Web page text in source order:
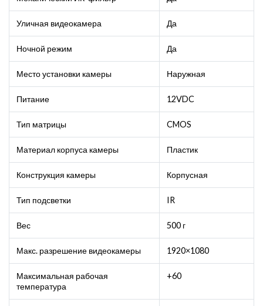
Уличная видеокамера Да
Ночной режим Да
Место установки камеры Наружная
Питание 12VDC
Тип матрицы CMOS
Материал корпуса камеры Пластик
Конструкция камеры Корпусная
Тип подсветки IR
Вес 500 г
Макс. разрешение видеокамеры 1920×1080
Максимальная рабочая
температура
+60